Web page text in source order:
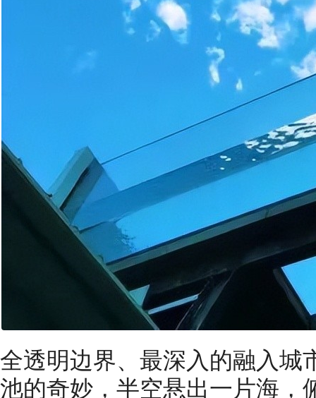
全透明边界、最深入的融入城
池的奇妙，半空悬出一片海，